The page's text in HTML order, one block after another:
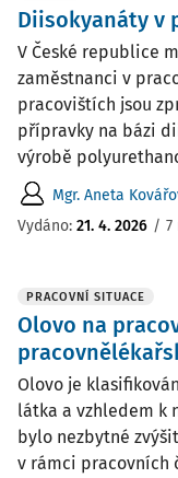
Diisokyanáty v
V České republice
zaměstnanci v
pracovištích jsou
přípravky na bázi
výrobě
Mgr. Aneta
Vydáno: 21. 4. 2026 / 7
PRACOVNÍ SITUACE
Olovo na
Olovo je
látka a vzhledem k
bylo nezbytné
v rámci pracovních